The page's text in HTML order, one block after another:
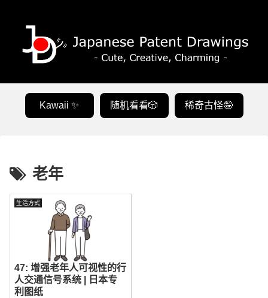
Kawaii ✨ 随机看看🎲 稀奇古怪🤪
老年
生活方式
47: 增强老年人可视性的行
人交通信号系统 | 日本专
利图纸